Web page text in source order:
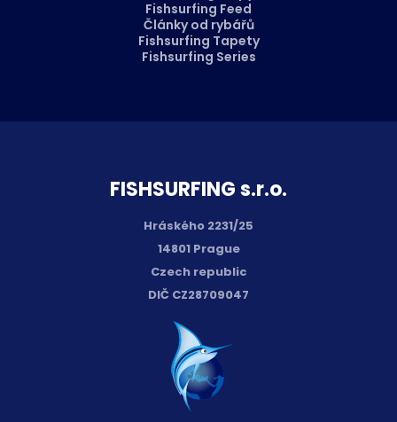
FISH­SURFING s.r.o.
Hráského 2231/25
14801 Prague
Czech republic
DIČ CZ28709047
Fishsurfing Feed
Články od rybářů
Fishsurfing Tapety
Fishsurfing Series